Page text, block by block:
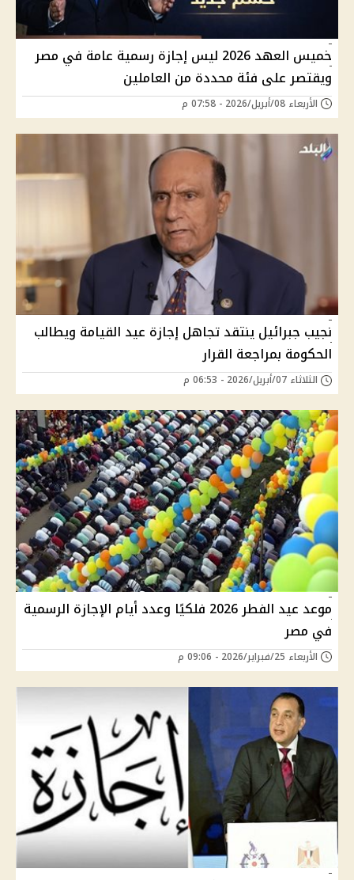
خميس العهد 2026 ليس إجازة رسمية عامة في مصر
ويقتصر على فئة محددة من العاملين
الأربعاء 08/أبريل/2026 - 07:58 م
نجيب جبرائيل ينتقد تجاهل إجازة عيد القيامة ويطالب
الحكومة بمراجعة القرار
الثلاثاء 07/أبريل/2026 - 06:53 م
موعد عيد الفطر 2026 فلكيًا وعدد أيام الإجازة الرسمية
في مصر
الأربعاء 25/فبراير/2026 - 09:06 م